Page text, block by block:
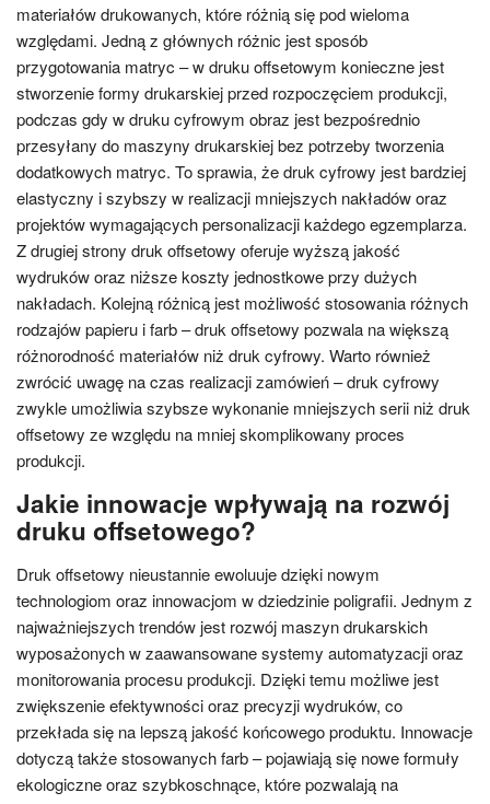
materiałów drukowanych, które różnią się pod wieloma
względami. Jedną z głównych różnic jest sposób
przygotowania matryc – w druku offsetowym konieczne jest
stworzenie formy drukarskiej przed rozpoczęciem produkcji,
podczas gdy w druku cyfrowym obraz jest bezpośrednio
przesyłany do maszyny drukarskiej bez potrzeby tworzenia
dodatkowych matryc. To sprawia, że druk cyfrowy jest bardziej
elastyczny i szybszy w realizacji mniejszych nakładów oraz
projektów wymagających personalizacji każdego egzemplarza.
Z drugiej strony druk offsetowy oferuje wyższą jakość
wydruków oraz niższe koszty jednostkowe przy dużych
nakładach. Kolejną różnicą jest możliwość stosowania różnych
rodzajów papieru i farb – druk offsetowy pozwala na większą
różnorodność materiałów niż druk cyfrowy. Warto również
zwrócić uwagę na czas realizacji zamówień – druk cyfrowy
zwykle umożliwia szybsze wykonanie mniejszych serii niż druk
offsetowy ze względu na mniej skomplikowany proces
produkcji.
Jakie innowacje wpływają na rozwój
druku offsetowego?
Druk offsetowy nieustannie ewoluuje dzięki nowym
technologiom oraz innowacjom w dziedzinie poligrafii. Jednym z
najważniejszych trendów jest rozwój maszyn drukarskich
wyposażonych w zaawansowane systemy automatyzacji oraz
monitorowania procesu produkcji. Dzięki temu możliwe jest
zwiększenie efektywności oraz precyzji wydruków, co
przekłada się na lepszą jakość końcowego produktu. Innowacje
dotyczą także stosowanych farb – pojawiają się nowe formuły
ekologiczne oraz szybkoschnące, które pozwalają na